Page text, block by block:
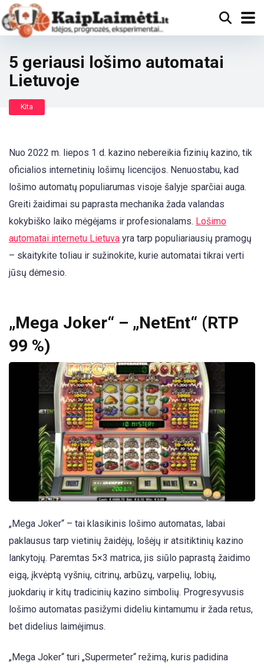
5 geriausi lošimo automatai
Lietuvoje
Kita
Nuo 2022 m. liepos 1 d. kazino nebereikia fizinių kazino, tik
oficialios internetinių lošimų licencijos. Nenuostabu, kad
lošimo automatų populiarumas visoje šalyje sparčiai auga.
Greiti žaidimai su paprasta mechanika žada valandas
kokybiško laiko mėgėjams ir profesionalams. Lošimo
automatai internetu Lietuva yra tarp populiariausių pramogų
– skaitykite toliau ir sužinokite, kurie automatai tikrai verti
jūsų dėmesio.
„Mega Joker“ – „NetEnt“ (RTP
99 %)
„Mega Joker“ – tai klasikinis lošimo automatas, labai
paklausus tarp vietinių žaidėjų, lošėjų ir atsitiktinių kazino
lankytojų. Paremtas 5×3 matrica, jis siūlo paprastą žaidimo
eigą, įkvėptą vyšnių, citrinų, arbūzų, varpelių, lobių,
juokdarių ir kitų tradicinių kazino simbolių. Progresyvusis
lošimo automatas pasižymi dideliu kintamumu ir žada retus,
bet didelius laimėjimus.
„Mega Joker“ turi „Supermeter“ režimą, kuris padidina